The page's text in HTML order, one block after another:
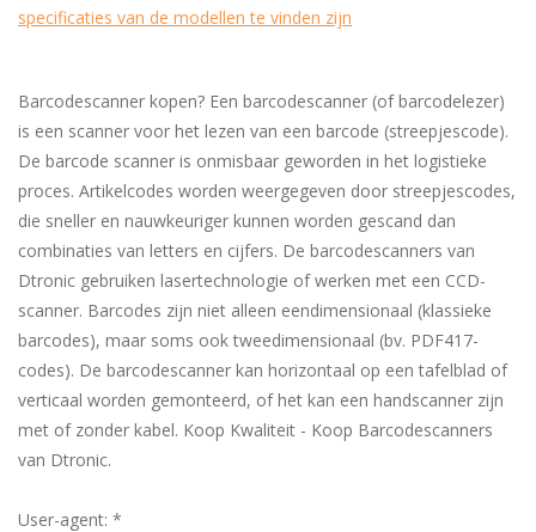
specificaties van de modellen te vinden zijn
Barcodescanner kopen? Een barcodescanner (of barcodelezer)
is een scanner voor het lezen van een barcode (streepjescode).
De barcode scanner is onmisbaar geworden in het logistieke
proces. Artikelcodes worden weergegeven door streepjescodes,
die sneller en nauwkeuriger kunnen worden gescand dan
combinaties van letters en cijfers. De barcodescanners van
Dtronic gebruiken lasertechnologie of werken met een CCD-
scanner. Barcodes zijn niet alleen eendimensionaal (klassieke
barcodes), maar soms ook tweedimensionaal (bv. PDF417-
codes). De barcodescanner kan horizontaal op een tafelblad of
verticaal worden gemonteerd, of het kan een handscanner zijn
met of zonder kabel. Koop Kwaliteit - Koop Barcodescanners
van Dtronic.
User-agent: *